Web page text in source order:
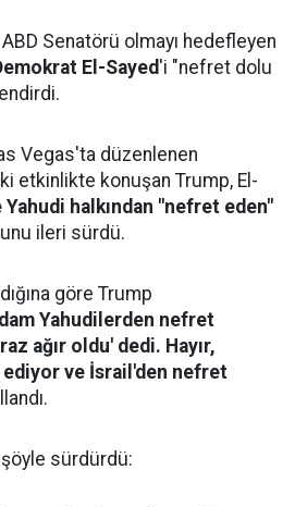
Senatörü olmayı hedefleyen
El-Sayed 'i "nefret dolu
Vegas'ta düzenlenen
etkinlikte konuşan Trump, El-
Yahudi halkından "nefret eden"
ileri sürdü.
göre Trump
Yahudilerden nefret
ağır oldu' dedi. Hayır,
ve İsrail'den nefret
şöyle sürdürdü: